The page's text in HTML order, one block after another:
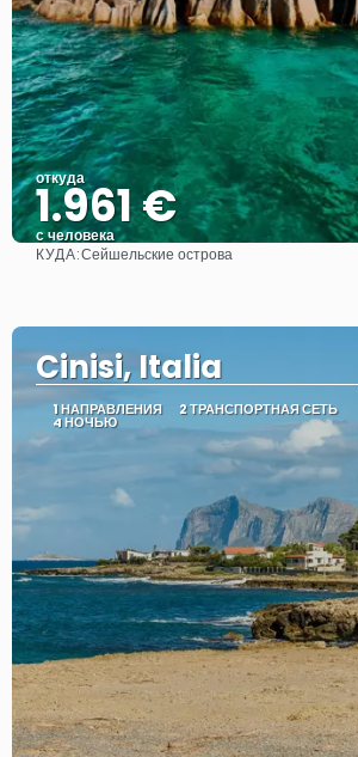
откуда
1.961 €
с человека
Видеть
КУДА:Сейшельские острова
Cinisi, Italia
1 НАПРАВЛЕНИЯ 2 ТРАНСПОРТНАЯ СЕТЬ
4 НОЧЬЮ